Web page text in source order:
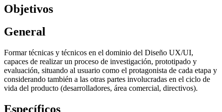
Objetivos
General
Formar técnicas y técnicos en el dominio del Diseño UX/UI,
capaces de realizar un proceso de investigación, prototipado y
evaluación, situando al usuario como el protagonista de cada etapa y
considerando también a las otras partes involucradas en el ciclo de
vida del producto (desarrolladores, área comercial, directivos).
Específicos